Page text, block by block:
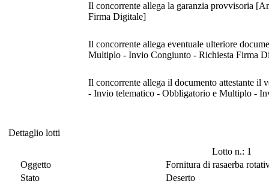
Il concorrente allega la garanzia provvisoria
Firma Digitale]
Il concorrente allega eventuale ulteriore
Multiplo - Invio Congiunto - Richiesta Firma
Il concorrente allega il documento attestante
- Invio telematico - Obbligatorio e Multiplo -
Dettaglio lotti
Lotto n.: 1
Oggetto
Fornitura di rasaerba
Stato
Deserto